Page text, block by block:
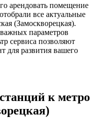
арендовать помещение
все актуальные
(Замоскворецкая).
параметров
сервиса позволяют
для развития вашего
к метро